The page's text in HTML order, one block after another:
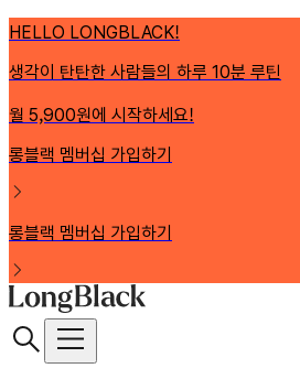
HELLO LONGBLACK!
생각이 탄탄한 사람들의 하루 10분 루틴
월 5,900원에 시작하세요!
롱블랙 멤버십 가입하기
롱블랙 멤버십 가입하기